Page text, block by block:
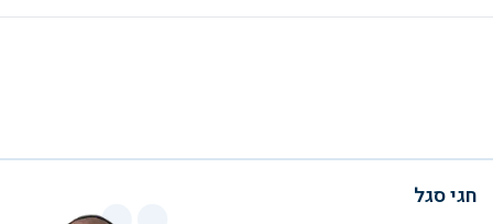
חגי סגל